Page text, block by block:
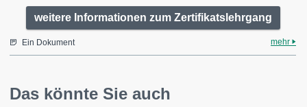
weitere Informationen zum Zertifikatslehrgang
Ein Dokument mehr
Das könnte Sie auch